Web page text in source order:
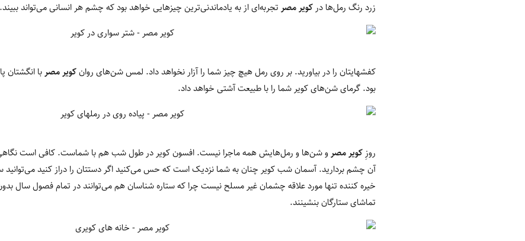
زرد رنگ رمل‌ها در کویر مصر تجربه‌ای از به یادماندنی‌ترین چیزهایی خواهد بود که چشم هر انسانی می‌تواند ببیند.
کفشهایتان را در بیاورید. بر روی رمل هیچ چیز شما را آزار نخواهد داد. لمس شن‌های روانکویر مصر با انگشتان
بود. گرمای شن‌های کویر شما را با طبیعت آشتی خواهد داد.
روزِ کویر مصر و شن‌ها و رمل‌هایش همه ماجرا نیست. افسون کویر در طول شب هم با شماست. کافی است نگاهی به
آن چشم بردارید. آسمان شب کویر چنان به شما نزدیک است که حس می‌کنید اگر دستتان را دراز کنید می‌توانید
خیره کننده تنها مورد علاقه چشمان غیر مسلح نیست چرا که ستاره شناسان هم می‌توانند در تمام فصول سال
تماشای ستارگان بنشینند.